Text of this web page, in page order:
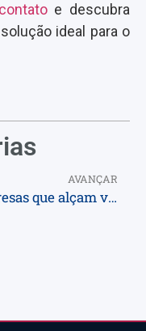
e descubra
ideal para o
AVANÇAR
Empresas que alçam voos: a Cronos e sua trajetória de sucesso com o Prol Office